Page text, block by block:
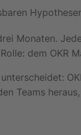
Monaten.
dem OKR
Teams